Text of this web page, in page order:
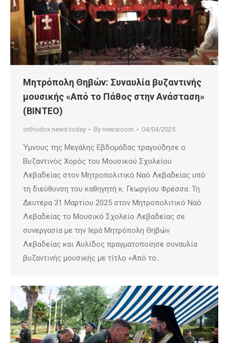
Μητρόπολη Θηβών: Συναυλία βυζαντινής
μουσικής «Από το Πάθος στην Ανάσταση»
(ΒΙΝΤΕΟ)
orthodox news today By newsroom 04/04/2025
Ύμνους της Μεγάλης Εβδομάδας τραγούδησε ο
Βυζαντινός Χορός του Μουσικού Σχολείου
Λεβαδείας στον Μητροπολιτικό Ναό Λεβαδείας υπό
τη διεύθυνση του καθηγητή κ. Γεωργίου Φρέσσα. Τη
Δευτέρα 31 Μαρτίου 2025 στον Μητροπολιτικό Ναό
Λεβαδείας το Μουσικό Σχολείο Λεβαδείας σε
συνεργασία με την Ιερά Μητρόπολη Θηβών
Λεβαδείας και Αυλίδος πραγματοποίησε συναυλία
βυζαντινής μουσικής με τίτλο «Από το…